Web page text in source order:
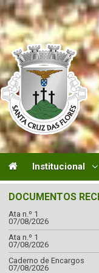
Institucional
DOCUMENTOS
Ata n.º 1
07/08/2026
Ata n.º 1
07/08/2026
Caderno de Encargos
07/08/2026